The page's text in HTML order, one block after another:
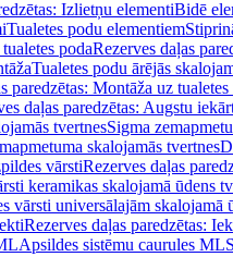
Izlietņu elementiBidē
Tualetes podu elementiem
podaRezerves daļas
Tualetes podu ārējās
paredzētas: Montāža uz tualetes
daļas paredzētas: Augstu
tvertnesSigma
skalojamās tvertnes
vārstiRezerves daļas
keramikas skalojamā ūdens
vārsti universālajām skalojamā
Rezerves daļas paredzētas:
Apsildes sistēmu caurules ML